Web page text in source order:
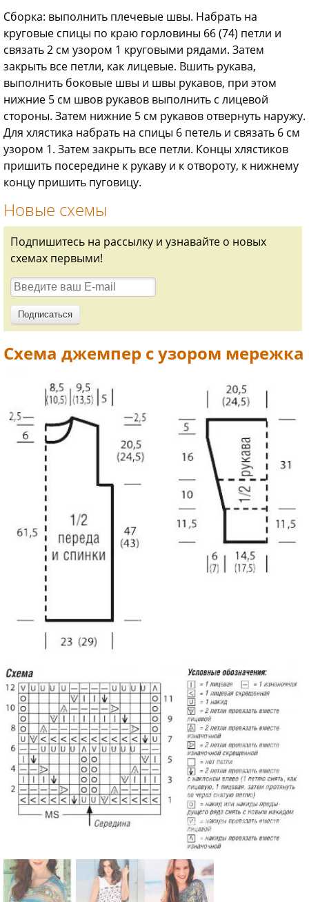
Сборка: выполнить плечевые швы. Набрать на
круговые спицы по краю горловины 66 (74) петли и
связать 2 см узором 1 круговыми рядами. Затем
закрыть все петли, как лицевые. Вшить рукава,
выполнить боковые швы и швы рукавов, при этом
нижние 5 см швов рукавов выполнить с лицевой
стороны. Затем нижние 5 см рукавов отвернуть наружу.
Для хлястика набрать на спицы 6 петель и связать 6 см
узором 1. Затем закрыть все петли. Концы хлястиков
пришить посередине к рукаву и к отвороту, к нижнему
концу пришить пуговицу.
Новые схемы
Подпишитесь на рассылку и узнавайте о новых
схемах первыми!
Схема джемпер с узором мережка